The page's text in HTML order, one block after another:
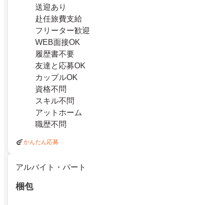
送迎あり
赴任旅費支給
フリーター歓迎
WEB面接OK
履歴書不要
友達と応募OK
カップルOK
資格不問
スキル不問
アットホーム
職歴不問
かんたん応募
アルバイト・パート
梱包